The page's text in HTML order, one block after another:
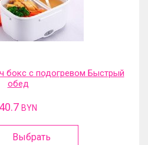
бокс с подогревом Быстрый
обед
40.7 BYN
Выбрать